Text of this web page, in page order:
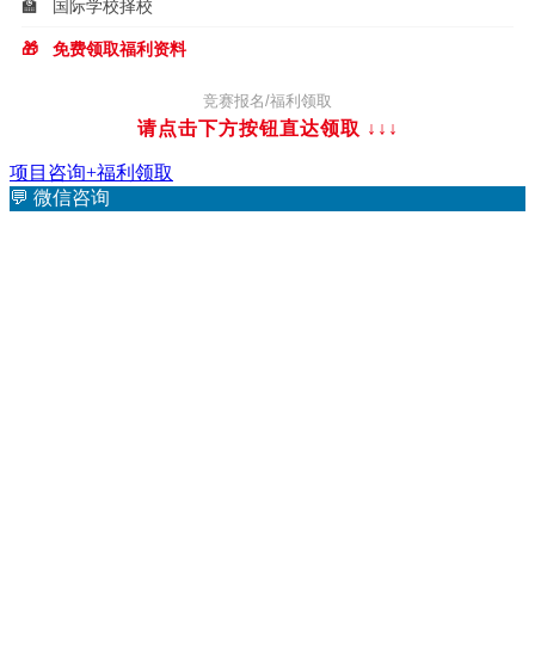
🏫 国际学校择校
🎁 免费领取福利资料
竞赛报名/福利领取
请点击下方按钮直达领取 ↓↓↓
项目咨询+福利领取
💬 微信咨询